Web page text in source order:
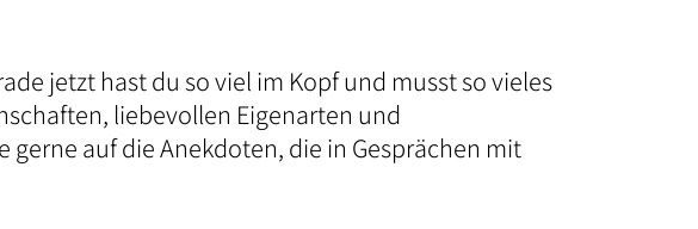
jetzt hast du so viel im Kopf und musst so vieles
liebevollen Eigenarten und
auf die Anekdoten, die in Gesprächen mit